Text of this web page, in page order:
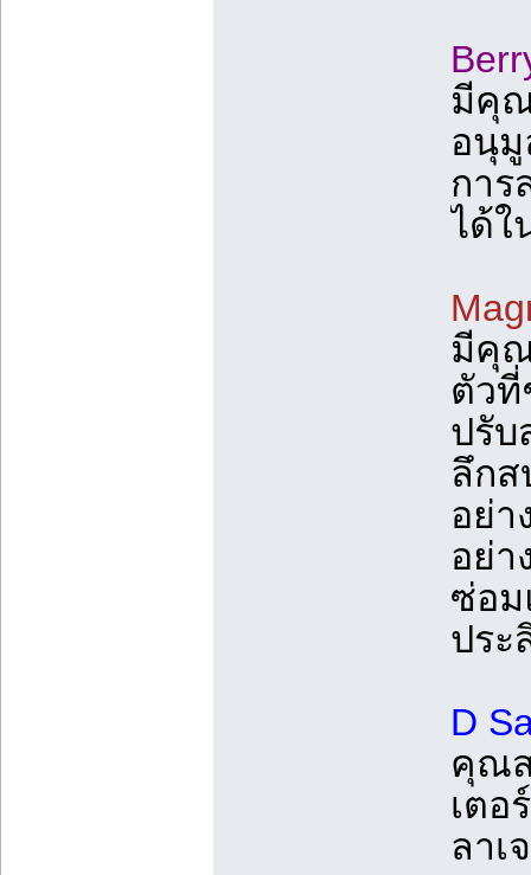
มีคุ
อนุมู
การ
ได้ใ
มีคุ
ตัวที่
ปรับ
ลึกส
อย่า
อย่า
ซ่อม
ประ
D
คุณ
เตอ
ลาเ